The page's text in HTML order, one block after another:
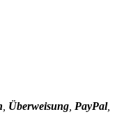
Überweisung PayPal,